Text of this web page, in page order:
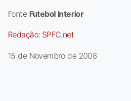
Fonte Futebol Interior
Redação: SPFC.net
15 de Novembro de 2008